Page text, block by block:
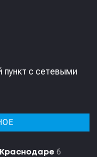
пункт с сетевыми
6